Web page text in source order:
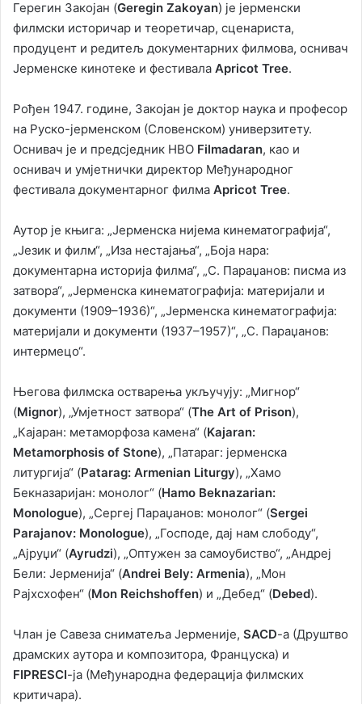
Герегин Закојан (Geregin Zakoyan) је јерменски
филмски историчар и теоретичар, сценариста,
продуцент и редитељ документарних филмова, оснивач
Јерменске кинотеке и фестивала Apricot Tree.
Рођен 1947. године, Закојан је доктор наука и професор
на Руско-јерменском (Словенском) универзитету.
Оснивач је и предсједник НВО Filmadaran, као и
оснивач и умјетнички директор Међународног
фестивала документарног филма Apricot Tree.
Аутор је књига: „Јерменска нијема кинематографија“,
„Језик и филм“, „Иза нестајања“, „Боја нара:
документарна историја филма“, „С. Параџанов: писма из
затвора“, „Јерменска кинематографија: материјали и
документи (1909–1936)“, „Јерменска кинематографија:
материјали и документи (1937–1957)“, „С. Параџанов:
интермецо“.
Његова филмска остварења укључују: „Мигнор“
(Mignor), „Умјетност затвора“ (The Art of Prison),
„Кајаран: метаморфоза камена“ (Kajaran:
Metamorphosis of Stone), „Патараг: јерменска
литургија“ (Patarag: Armenian Liturgy), „Хамо
Бекназаријан: монолог“ (Hamo Beknazarian:
Monologue), „Сергеј Параџанов: монолог“ (Sergei
Parajanov: Monologue), „Господе, дај нам слободу“,
„Ајруџи“ (Ayrudzi), „Оптужен за самоубиство“, „Андреј
Бели: Јерменија“ (Andrei Bely: Armenia), „Мон
Рајхсхофен“ (Mon Reichshoffen) и „Дебед“ (Debed).
Члан је Савеза сниматеља Јерменије, SACD-а (Друштво
драмских аутора и композитора, Француска) и
FIPRESCI-ја (Међународна федерација филмских
критичара).